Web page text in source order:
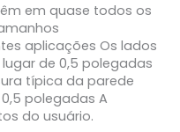
em quase todos os
aplicações Os lados
de 0,5 polegadas
típica da parede
polegadas A
do usuário.